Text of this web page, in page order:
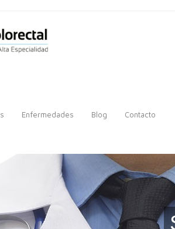
Enfermedades Blog Contacto